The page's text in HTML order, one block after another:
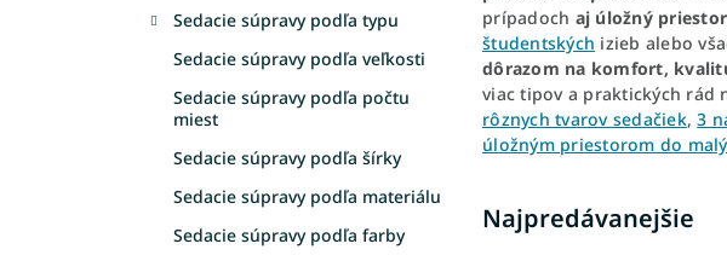
Sedacie súpravy podľa typu
Sedacie súpravy podľa veľkosti
Sedacie súpravy podľa počtu
miest
Sedacie súpravy podľa šírky
Sedacie súpravy podľa materiálu
Sedacie súpravy podľa farby
prípadoch aj úložný priestor
študentských izieb alebo
dôrazom na komfort,
viac tipov a praktických rád
rôznych tvarov sedačiek,3
úložným priestorom do
Najpredávanejšie